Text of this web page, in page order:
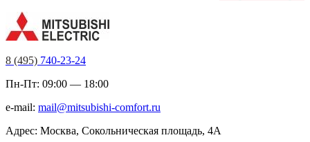
8 (495) 740-23-24
Пн-Пт: 09:00 — 18:00
e-mail: mail@mitsubishi-comfort.ru
Адрес: Москва, Сокольническая площадь, 4А